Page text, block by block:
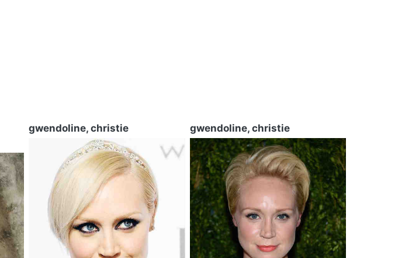
gwendoline, christie gwendoline, christie